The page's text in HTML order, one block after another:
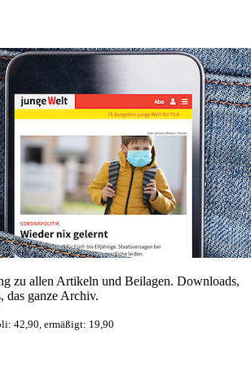
zu allen Artikeln und Beilagen. Downloads,
das ganze Archiv.
42,90, ermäßigt: 19,90